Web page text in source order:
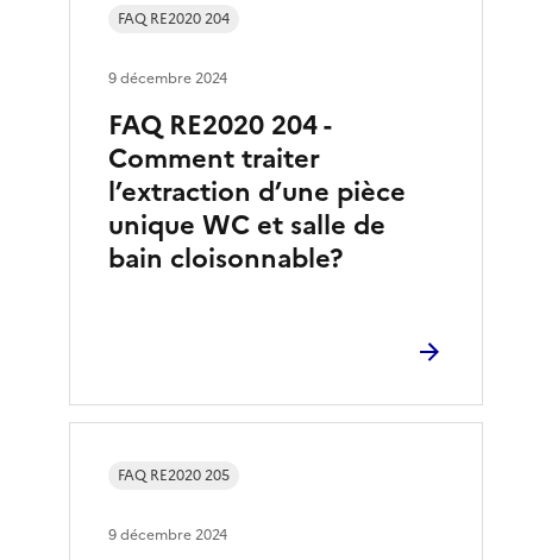
FAQ RE2020 204 -
Comment traiter
l’extraction d’une pièce
unique WC et salle de
bain cloisonnable?
FAQ RE2020 204
9 décembre 2024
FAQ RE2020 205
9 décembre 2024